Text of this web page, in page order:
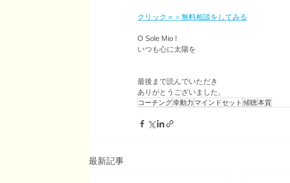
クリック＝＞無料相談をしてみる
O Sole Mio !
いつも心に太陽を
最後まで読んでいただき
ありがとうございました。
コーチング幸動力 マインドセット 傾聴本質
最新記事